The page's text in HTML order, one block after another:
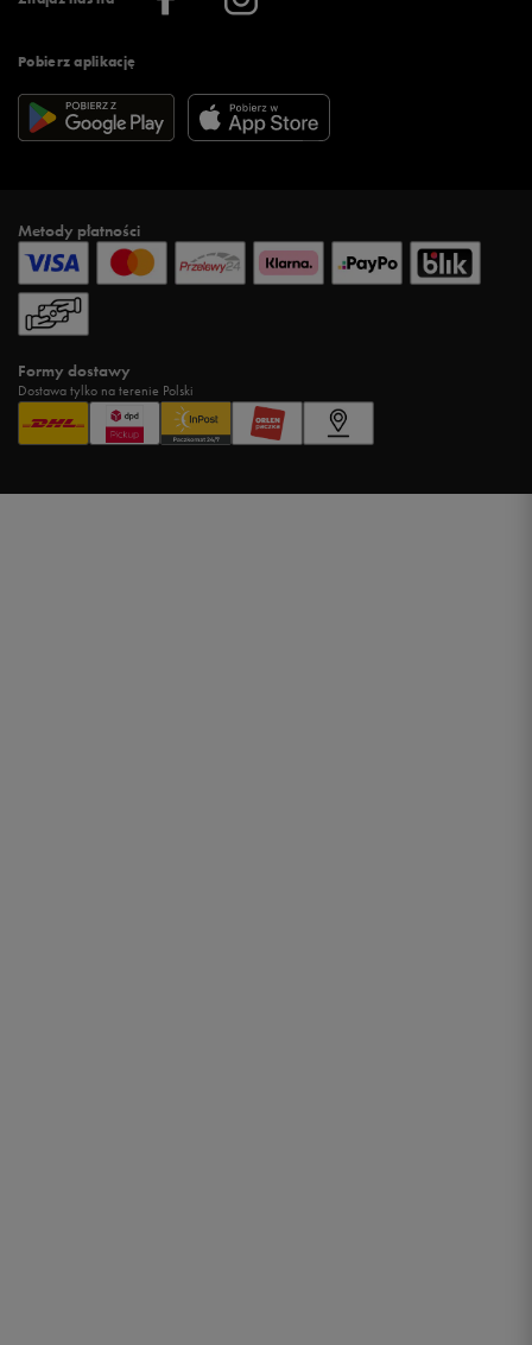
Pobierz aplikację
Metody płatności
Formy dostawy
Dostawa tylko na terenie Polski